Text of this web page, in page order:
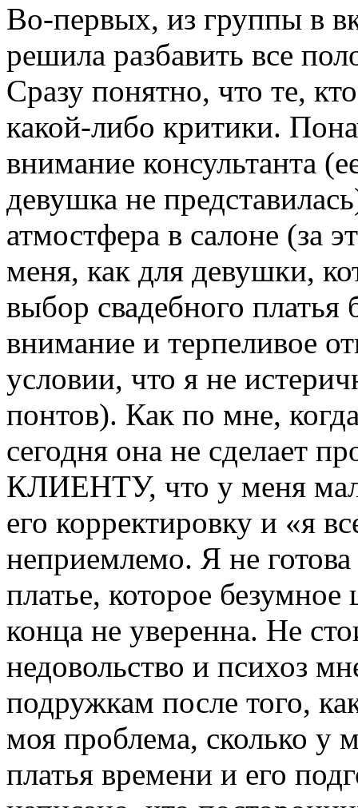
Во-первых, из группы в
решила разбавить все
Сразу понятно, что те,
какой-либо критики.
внимание консультанта
девушка не
атмостфера в салоне (за
меня, как для девушки,
выбор свадебного
внимание и терпеливое
условии, что я не
понтов). Как по мне,
сегодня она не сделает
КЛИЕНТУ, что у меня
его корректировку и «я
неприемлемо. Я не
платье, которое
конца не уверенна. Не
недовольство и психоз
подружкам после того,
моя проблема, сколько у
платья времени и его